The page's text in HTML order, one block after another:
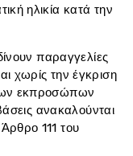
ηλικία κατά την
παραγγελίες
χωρίς την έγκριση
εκπροσώπων
ανακαλούνται
111 του